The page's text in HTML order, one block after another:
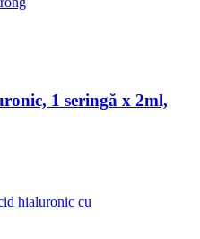
1 seringă x 2ml,